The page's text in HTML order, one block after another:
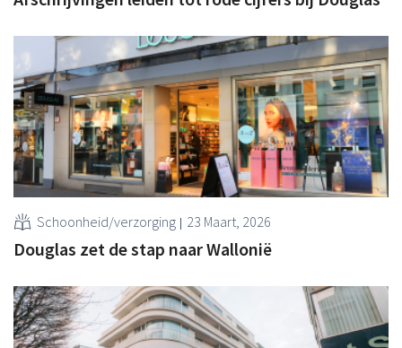
Schoonheid/verzorging 23 Maart, 2026
Douglas zet de stap naar Wallonië